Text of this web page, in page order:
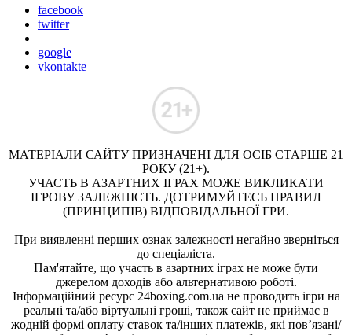
facebook
twitter
google
vkontakte
МАТЕРІАЛИ САЙТУ ПРИЗНАЧЕНІ ДЛЯ ОСІБ СТАРШЕ 21
РОКУ (21+).
УЧАСТЬ В АЗАРТНИХ ІГРАХ МОЖЕ ВИКЛИКАТИ
ІГРОВУ ЗАЛЕЖНІСТЬ. ДОТРИМУЙТЕСЬ ПРАВИЛ
(ПРИНЦИПІВ) ВІДПОВІДАЛЬНОЇ ГРИ.
При виявленні перших ознак залежності негайно зверніться
до спеціаліста.
Пам'ятайте, що участь в азартних іграх не може бути
джерелом доходів або альтернативою роботі.
Інформаційний ресурс 24boxing.com.ua не проводить ігри на
реальні та/або віртуальні гроші, також сайт не приймає в
жодній формі оплату ставок та/інших платежів, які пов’язані/